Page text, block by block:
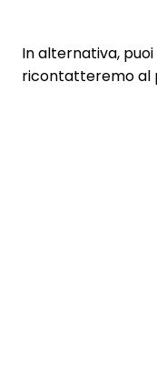
In alternativa,
ricontatteremo al